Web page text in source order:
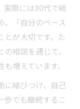
実際には30代で結
、「自分のペース
とが大切です。た
相談を通じて、
増えています。
に結びつけ、自己
歩でも継続するこ